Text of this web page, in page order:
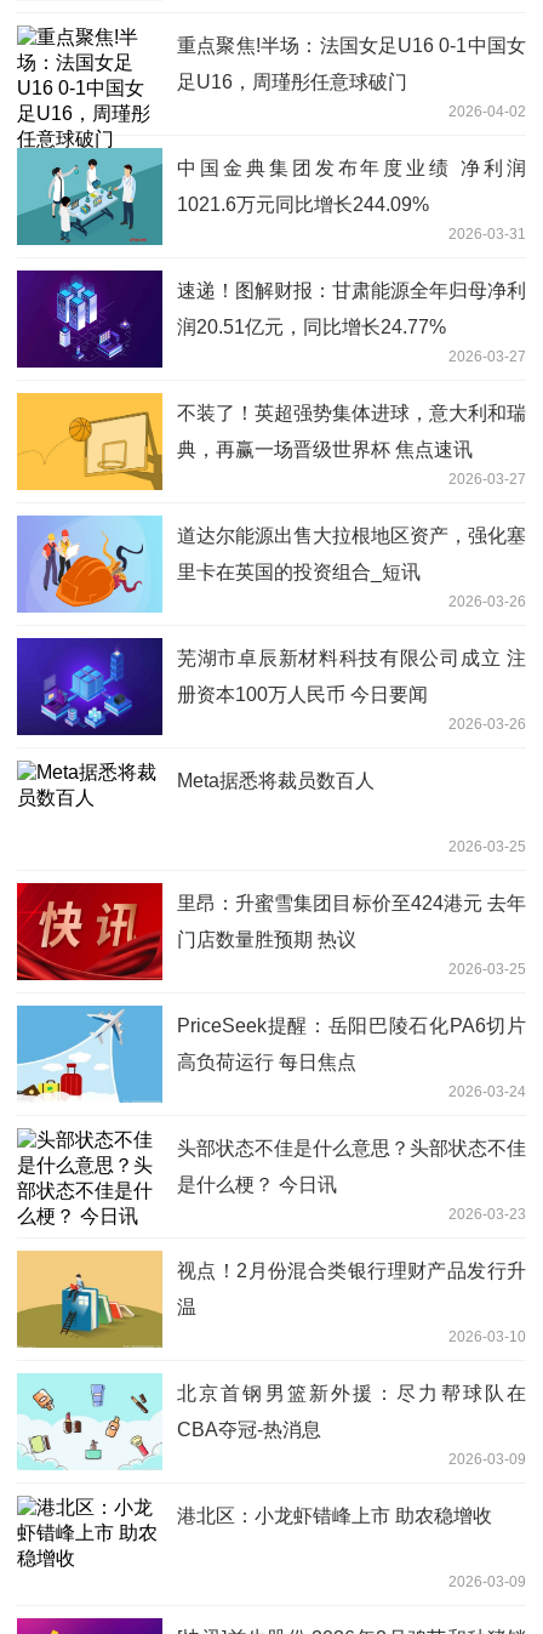
重点聚焦!半场：法国女足U16 0-1中国女
足U16，周瑾彤任意球破门
2026-04-02
中国金典集团发布年度业绩 净利润
1021.6万元同比增长244.09%
2026-03-31
速递！图解财报：甘肃能源全年归母净利
润20.51亿元，同比增长24.77%
2026-03-27
不装了！英超强势集体进球，意大利和瑞
典，再赢一场晋级世界杯 焦点速讯
2026-03-27
道达尔能源出售大拉根地区资产，强化塞
里卡在英国的投资组合_短讯
2026-03-26
芜湖市卓辰新材料科技有限公司成立 注
册资本100万人民币 今日要闻
2026-03-26
Meta据悉将裁员数百人
2026-03-25
里昂：升蜜雪集团目标价至424港元 去年
门店数量胜预期 热议
2026-03-25
PriceSeek提醒：岳阳巴陵石化PA6切片
高负荷运行 每日焦点
2026-03-24
头部状态不佳是什么意思？头部状态不佳
是什么梗？ 今日讯
2026-03-23
视点！2月份混合类银行理财产品发行升
温
2026-03-10
北京首钢男篮新外援：尽力帮球队在
CBA夺冠-热消息
2026-03-09
港北区：小龙虾错峰上市 助农稳增收
2026-03-09